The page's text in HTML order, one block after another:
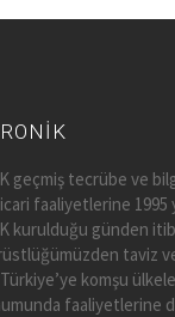
geçmiş tecrübe ve
faaliyetlerine 1995
kurulduğu günden
taviz
komşu
faaliyetlerine